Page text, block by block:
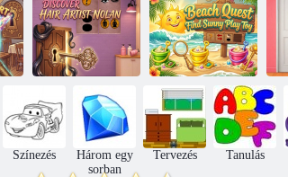
Keresse meg a
Romantic Birds
Lio & Mirát
Keresse meg a
Fashion Display
Lunát
Fedezze fel
Nolan
hajművészt
Beach Quest
Keressen Sunny
Play Toy-t
Színezés
Három egy
sorban
Tervezés Tanulás